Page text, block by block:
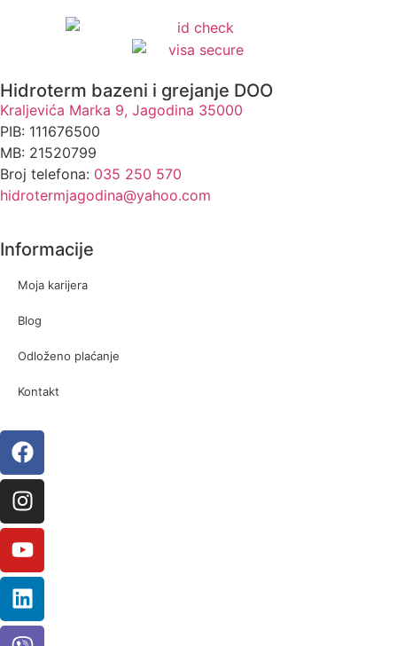
Hidroterm bazeni i grejanje DOO
Kraljevića Marka 9, Jagodina 35000
PIB: 111676500
MB: 21520799
Broj telefona: 035 250 570
hidrotermjagodina@yahoo.com
Informacije
Moja karijera
Blog
Odloženo plaćanje
Kontakt